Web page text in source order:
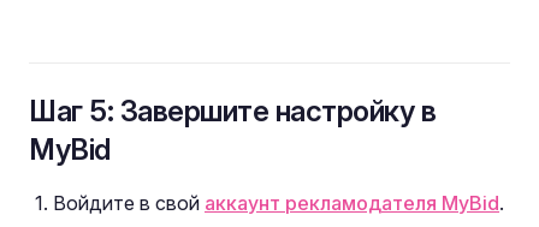
Шаг 5: Завершите настройку в
MyBid
Войдите в свой аккаунт рекламодателя MyBid.